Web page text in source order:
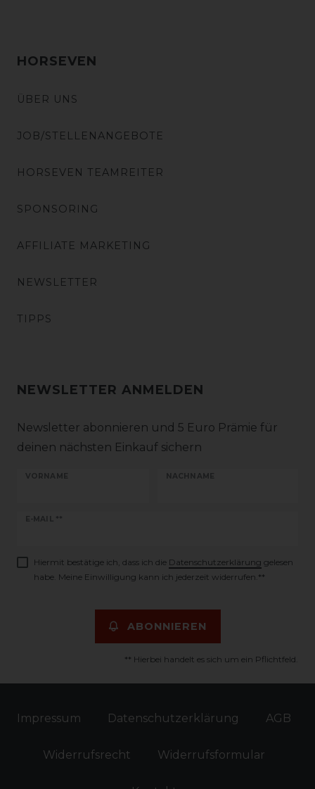
HORSEVEN
ÜBER UNS
JOB/STELLENANGEBOTE
HORSEVEN TEAMREITER
SPONSORING
AFFILIATE MARKETING
NEWSLETTER
TIPPS
NEWSLETTER ANMELDEN
Newsletter abonnieren und 5 Euro Prämie für
deinen nächsten Einkauf sichern
VORNAME NACHNAME
E-MAIL **
Newsletter
Hiermit bestätige ich, dass ich die Daten­schutz­erklärung gelesen
habe. Meine Einwilligung kann ich jederzeit widerrufen.**
ABONNIEREN
** Hierbei handelt es sich um ein Pflichtfeld.
Impressum Daten­schutz­erklärung AGB
Widerrufs­recht Widerrufs­formular